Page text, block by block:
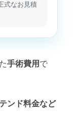
式なお見積
手術費用 で
ンド料金など